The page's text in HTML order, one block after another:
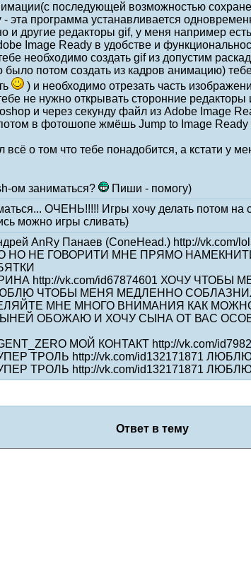
последующей возможностью
эта программа устанавливается
и другие редакторы gif, у меня например
Image Ready в удобстве и
необходимо создать gif из допустим
потом создать из кадров анимацию)
) и необходимо отрезать часть
не нужно открывать сторонние
и через секунду файл из Adobe Image
в фотошопе жмёшь Jump to Image
всё о том что тебе понадобится, а кстати у
ом заниматься?
Пиши - помогу)
ОЧЕНЬ!!!!! Игры хочу делать потом на
можно игры сливать)
AnRy Панаев (ConeHead.) http://
НО НЕ ГОВОРИТИ МНЕ ПРЯМО
http://vk.com/id67874601 ХОЧУ
ЧТОБЫ МЕНЯ МЕДЛЕННО
МНЕ МНОГО ВНИМАНИЯ КАК
ОБОЖАЮ И ХОЧУ СЫНА ОТ ВАС
МОЙ КОНТАКТ http://vk.com/
ТРОЛЬ http://vk.com/id132171871
ТРОЛЬ http://vk.com/id132171871
Ответ в тему